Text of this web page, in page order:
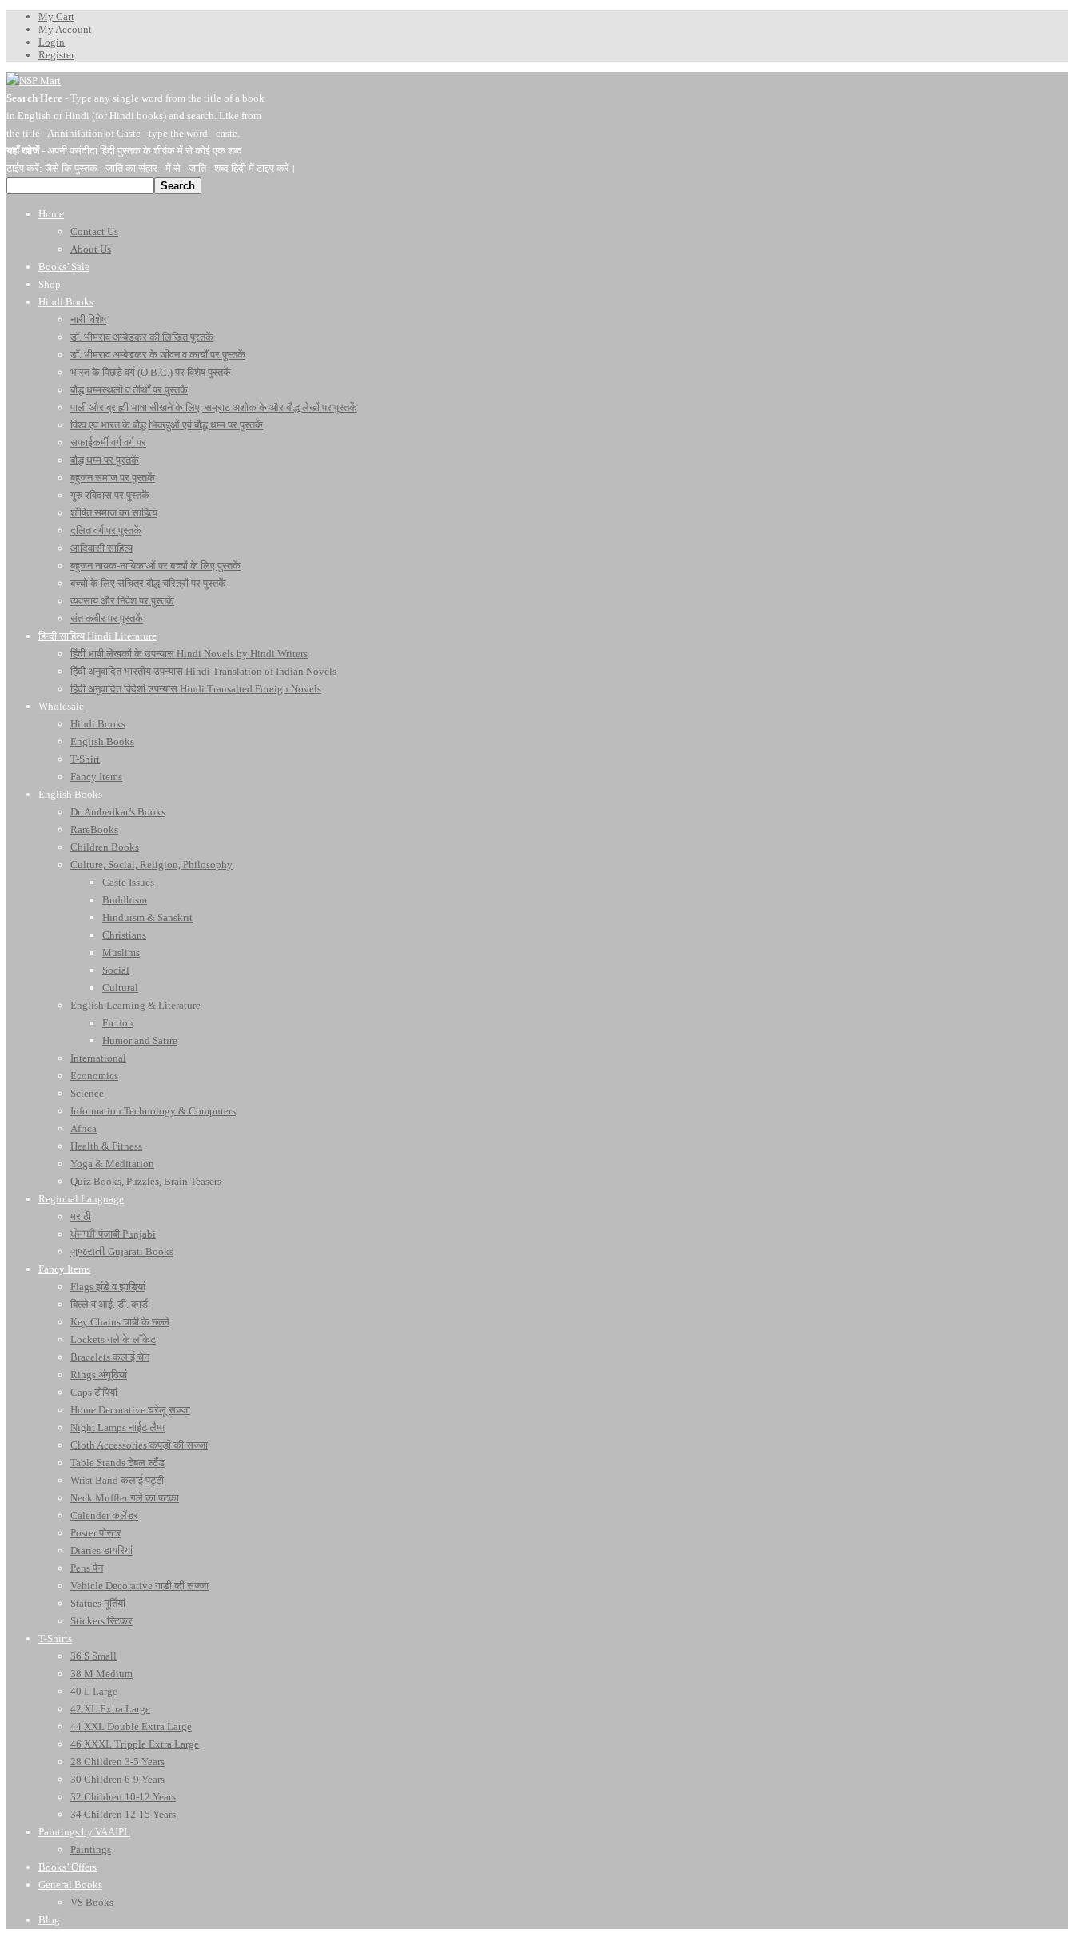
My Cart
My Account
Login
Register
Search Here - Type any single word from the title of a book
in English or Hindi (for Hindi books) and search. Like from
the title - Annihilation of Caste - type the word - caste.
यहाँ खोजें- अपनी पसंदीदा हिंदी पुस्तक के शीर्षक में से कोई एक शब्द
टाईप करें: जैसे कि पुस्तक - जाति का संहार - में से - जाति - शब्द हिंदी में टाइप करें।
Search
Home
Contact Us
About Us
Books’ Sale
Shop
Hindi Books
नारी विशेष
डॉ. भीमराव अम्बेडकर की लिखित पुस्तकें
डॉ. भीमराव अम्बेडकर के जीवन व कार्यों पर पुस्तकें
भारत के पिछड़े वर्ग (O.B.C.) पर विशेष पुस्तकें
बौद्ध धम्मस्थलों व तीर्थों पर पुस्तकें
पाली और ब्राह्मी भाषा सीखने के लिए, सम्राट अशोक के और बौद्ध लेखों पर पुस्तकें
विश्व एवं भारत के बौद्ध भिक्खुओं एवं बौद्ध धम्म पर पुस्तकें
सफाईकर्मी वर्ग वर्ग पर
बौद्ध धम्म पर पुस्तकें
बहुजन समाज पर पुस्तकें
गुरु रविदास पर पुस्तकें
शोषित समाज का साहित्य
दलित वर्ग पर पुस्तकें
आदिवासी साहित्य
बहुजन नायक-नायिकाओं पर बच्चों के लिए पुस्तकें
बच्चो के लिए सचित्र बौद्ध चरित्रों पर पुस्तकें
व्यवसाय और निवेश पर पुस्तकें
संत कबीर पर पुस्तकें
हिन्दी साहित्य Hindi Literature
हिंदी भाषी लेखकों के उपन्यास Hindi Novels by Hindi Writers
हिंदी अनुवादित भारतीय उपन्यास Hindi Translation of Indian Novels
हिंदी अनुवादित विदेशी उपन्यास Hindi Transalted Foreign Novels
Wholesale
Hindi Books
English Books
T-Shirt
Fancy Items
English Books
Dr. Ambedkar’s Books
RareBooks
Children Books
Culture, Social, Religion, Philosophy
Caste Issues
Buddhism
Hinduism & Sanskrit
Christians
Muslims
Social
Cultural
English Learning & Literature
Fiction
Humor and Satire
International
Economics
Science
Information Technology & Computers
Africa
Health & Fitness
Yoga & Meditation
Quiz Books, Puzzles, Brain Teasers
Regional Language
मराठी
ਪੰਜਾਬੀ पंजाबी Punjabi
ગુજરાતી Gujarati Books
Fancy Items
Flags झंडे व झाड़ियां
बिल्ले व आई. डी. कार्ड
Key Chains चाबी के छल्ले
Lockets गले के लॉकेट
Bracelets कलाई चेन
Rings अंगूठियां
Caps टोपियां
Home Decorative घरेलू सज्जा
Night Lamps नाईट लैम्प
Cloth Accessories कपड़ों की सज्जा
Table Stands टेबल स्टैंड
Wrist Band कलाई पट्टी
Neck Muffler गले का पटका
Calender कलैंडर
Poster पोस्टर
Diaries डायरियां
Pens पैन
Vehicle Decorative गाडी की सज्जा
Statues मूर्तियां
Stickers स्टिकर
T-Shirts
36 S Small
38 M Medium
40 L Large
42 XL Extra Large
44 XXL Double Extra Large
46 XXXL Tripple Extra Large
28 Children 3-5 Years
30 Children 6-9 Years
32 Children 10-12 Years
34 Children 12-15 Years
Paintings by VAAIPL
Paintings
Books’ Offers
General Books
VS Books
Blog